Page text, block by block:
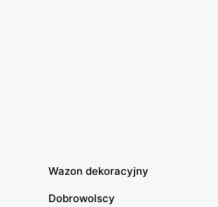
Wazon dekoracyjny
Dobrowolscy